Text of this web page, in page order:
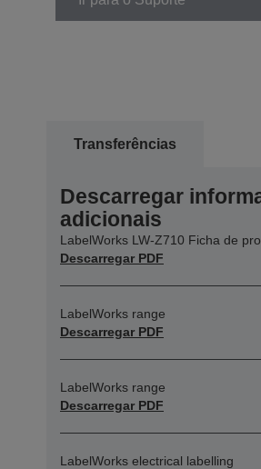
Transferências
Descarregar
adicionais
LabelWorks LW-Z710 Ficha de
Descarregar PDF
LabelWorks range
Descarregar PDF
LabelWorks range
Descarregar PDF
LabelWorks electrical labelling